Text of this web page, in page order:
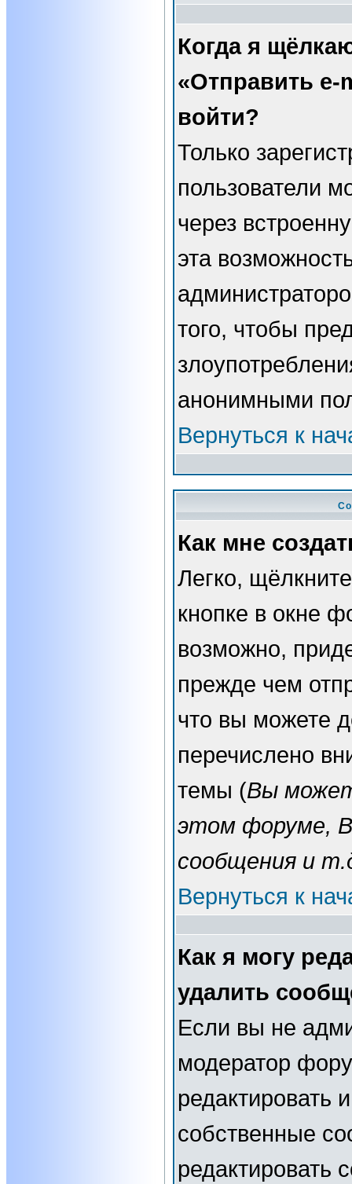
Когда я
«Отправить e-
войти?
Только
пользователи
через
эта
того, чтобы
анонимными
Вернуться к
Как мне
Легко,
кнопке в окне
возможно,
прежде чем
что вы можете
перечислено
темы (Вы
этом форуме,
сообщения и
Вернуться к
Как я могу
удалить
Если вы не
модератор
редактировать
собственные
редактировать